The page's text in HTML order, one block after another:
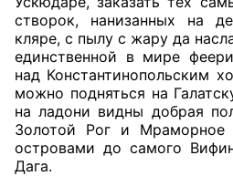
створок, нанизанных на
кляре, с пылу с жару да
единственной в мире
над Константинопольским
можно подняться на
на ладони видны добрая
Золотой Рог и
островами до самого
Дага.